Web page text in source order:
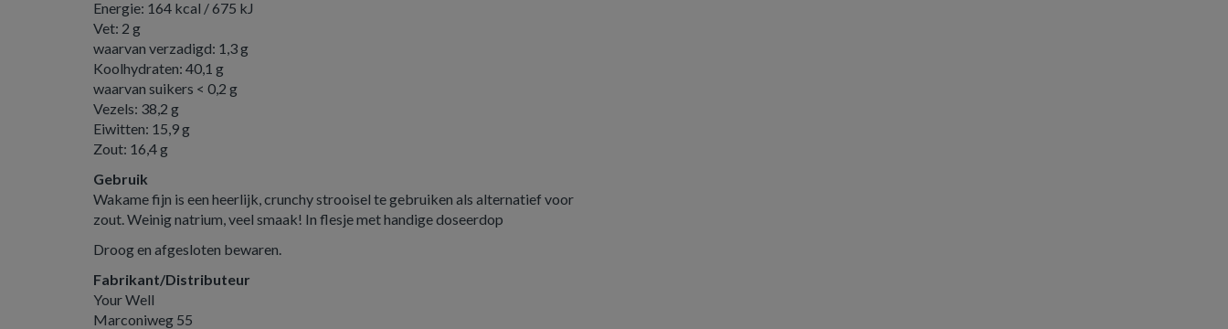
Energie: 164 kcal / 675 kJ
Vet: 2 g
waarvan verzadigd: 1,3 g
Koolhydraten: 40,1 g
waarvan suikers < 0,2 g
Vezels: 38,2 g
Eiwitten: 15,9 g
Zout: 16,4 g
Gebruik
Wakame fijn is een heerlijk, crunchy strooisel te gebruiken als alternatief voor
zout. Weinig natrium, veel smaak! In flesje met handige doseerdop
Droog en afgesloten bewaren.
Fabrikant/Distributeur
Your Well
Marconiweg 55